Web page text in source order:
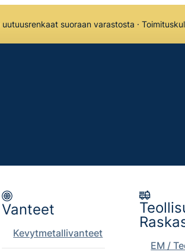
suoraan varastosta ·
Vanteet
Kevytmetallivanteet
EM /